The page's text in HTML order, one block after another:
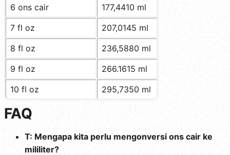
6 ons cair
177,4410 ml
7 fl oz
207,0145 ml
8 fl oz
236,5880 ml
9 fl oz
266.1615 ml
10 fl oz
295,7350 ml
FAQ
T: Mengapa kita perlu mengonversi ons cair ke
mililiter?